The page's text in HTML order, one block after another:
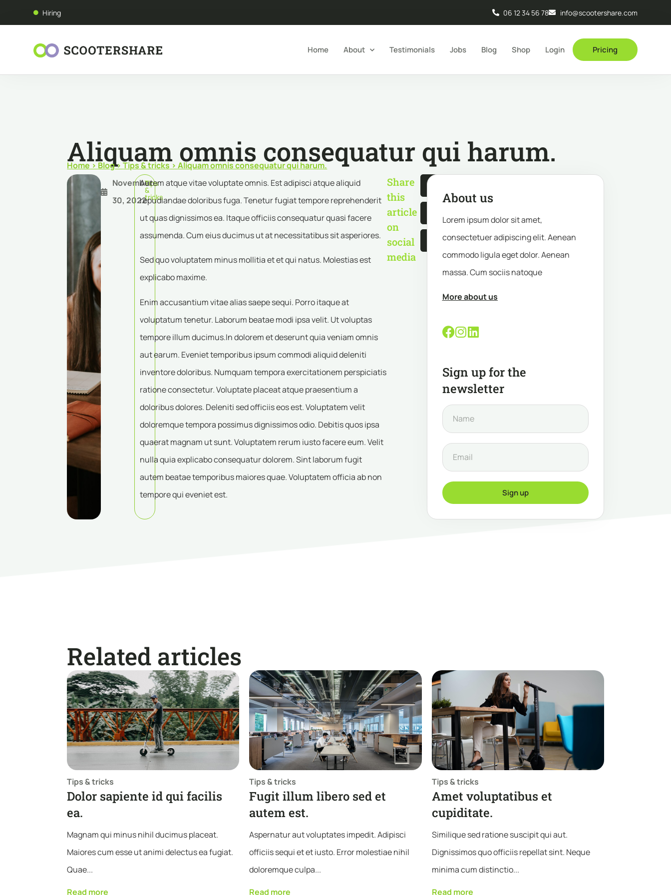
Hiring 06 12 34 56 78 info@scootershare.com
Home About Testimonials Jobs Blog Shop Login Pricing
Aliquam omnis consequatur qui harum.
Home > Blog>Tips & tricks >Aliquam omnis consequatur qui harum.
November
30, 2022
Tips
&
tricks
Autem atque vitae voluptate omnis. Est adipisci atque aliquid
repudiandae doloribus fuga. Tenetur fugiat tempore reprehenderit
ut quas dignissimos ea. Itaque officiis consequatur quasi facere
assumenda. Cum eius ducimus ut at necessitatibus sit asperiores.
Sed quo voluptatem minus mollitia et et qui natus. Molestias est
explicabo maxime.
Enim accusantium vitae alias saepe sequi. Porro itaque at
voluptatum tenetur. Laborum beatae modi ipsa velit. Ut voluptas
tempore illum ducimus.In dolorem et deserunt quia veniam omnis
aut earum. Eveniet temporibus ipsum commodi aliquid deleniti
inventore doloribus. Numquam tempora exercitationem perspiciatis
ratione consectetur. Voluptate placeat atque praesentium a
doloribus dolores. Deleniti sed officiis eos est. Voluptatem velit
doloremque tempora possimus dignissimos odio. Debitis quos ipsa
quaerat magnam ut sunt. Voluptatem rerum iusto facere eum. Velit
nulla quia explicabo consequatur dolorem. Sint laborum fugit
autem beatae temporibus maiores quae. Voluptatem officia ab non
tempore qui eveniet est.
Share
this
article
on
social
media
About us
Lorem ipsum dolor sit amet,
consectetuer adipiscing elit. Aenean
commodo ligula eget dolor. Aenean
massa. Cum sociis natoque
More about us
Sign up for the
newsletter
Sign up
Related articles
Tips & tricks
Dolor sapiente id qui facilis
ea.
Magnam qui minus nihil ducimus placeat.
Maiores cum esse ut animi delectus ea fugiat.
Quae...
Read more
Tips & tricks
Fugit illum libero sed et
autem est.
Aspernatur aut voluptates impedit. Adipisci
officiis sequi et et iusto. Error molestiae nihil
doloremque culpa...
Read more
Tips & tricks
Amet voluptatibus et
cupiditate.
Similique sed ratione suscipit qui aut.
Dignissimos quo officiis repellat sint. Neque
minima cum distinctio...
Read more